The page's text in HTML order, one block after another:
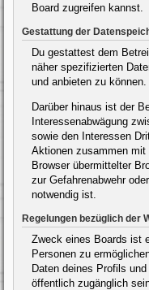
Board zugreifen kannst.
Gestattung der
Du gestattest dem
näher spezifizierten
und anbieten zu können.
Darüber hinaus ist der
Interessenabwägung
sowie den Interessen
Aktionen zusammen mit
Browser übermittelter
zur Gefahrenabwehr
notwendig ist.
Regelungen bezüglich der
Zweck eines Boards ist
Personen zu
Daten deines Profils
öffentlich zugänglich